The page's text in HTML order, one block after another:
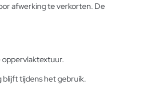
afwerking te verkorten. De
oppervlaktextuur.
tijdens het gebruik.